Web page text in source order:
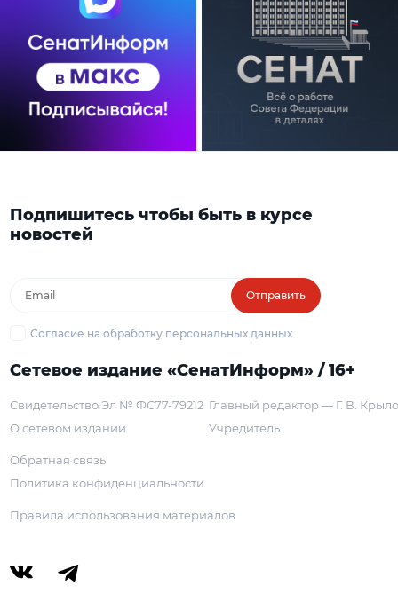
Подпишитесь чтобы быть в курсе
новостей
Отправить
Согласие на обработку персональных данных
Сетевое издание «СенатИнформ» / 16+
Свидетельство Эл № ФС77-79212
О сетевом издании
Главный редактор — Г. В.
Учредитель
Обратная связь
Политика конфиденциальности
Правила использования материалов